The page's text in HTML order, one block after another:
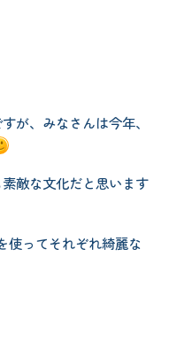
が、みなさんは今年、
敵な文化だと思います
使ってそれぞれ綺麗な